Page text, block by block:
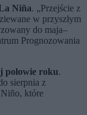
Niña. „Przejście z
w przyszłym
do maja–
Prognozowania
połowie roku.
sierpnia z
które